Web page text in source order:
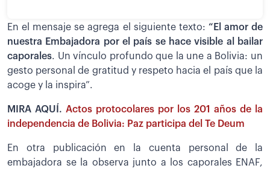
En el mensaje se agrega el siguiente texto: “El amor de
nuestra Embajadora por el país se hace visible al bailar
caporales. Un vínculo profundo que la une a Bolivia: un
gesto personal de gratitud y respeto hacia el país que la
acoge y la inspira”.
MIRA AQUÍ. Actos protocolares por los 201 años de la
independencia de Bolivia: Paz participa del Te Deum
En otra publicación en la cuenta personal de la
embajadora se la observa junto a los caporales ENAF,